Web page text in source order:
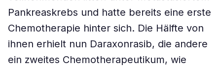
Pankreaskrebs und hatte bereits eine erste
Chemotherapie hinter sich. Die Hälfte von
ihnen erhielt nun Daraxonrasib, die andere
ein zweites Chemotherapeutikum, wie